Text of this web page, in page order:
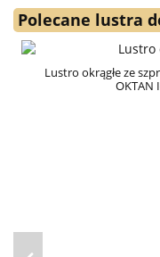
Polecane lustra
Lustro okrągłe ze
OKTAN